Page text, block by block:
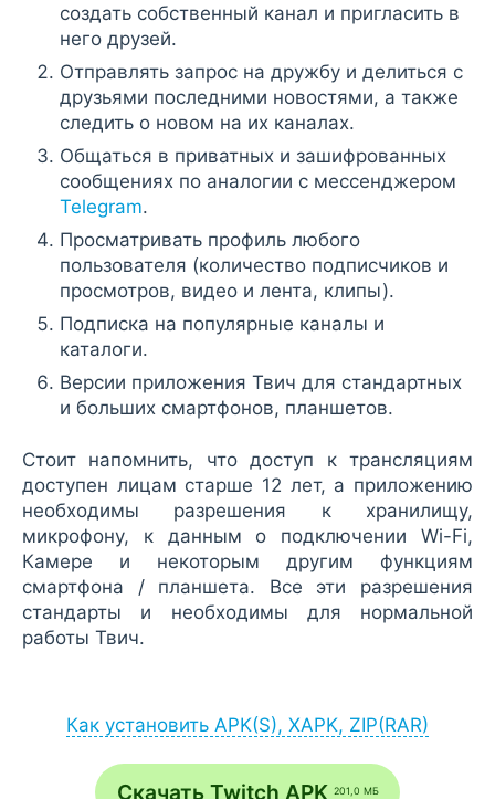
создать собственный канал и пригласить в
него друзей.
Отправлять запрос на дружбу и делиться с
друзьями последними новостями, а также
следить о новом на их каналах.
Общаться в приватных и зашифрованных
сообщениях по аналогии с мессенджером
Telegram.
Просматривать профиль любого
пользователя (количество подписчиков и
просмотров, видео и лента, клипы).
Подписка на популярные каналы и
каталоги.
Версии приложения Твич для стандартных
и больших смартфонов, планшетов.
Стоит напомнить, что доступ к трансляциям
доступен лицам старше 12 лет, а приложению
необходимы разрешения к хранилищу,
микрофону, к данным о подключении Wi-Fi,
Камере и некоторым другим функциям
смартфона / планшета. Все эти разрешения
стандарты и необходимы для нормальной
работы Твич.
Как установить APK(S), XAPK, ZIP(RAR)
после загрузки APK-файла запустите его
Скачать Twitch APK 201,0 МБ